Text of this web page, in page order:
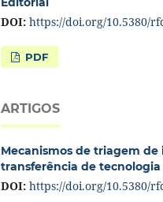
DOI: https://doi.org/10.5380/
PDF
ARTIGOS
Mecanismos de triagem
transferência de tecnologia
DOI: https://doi.org/10.5380/